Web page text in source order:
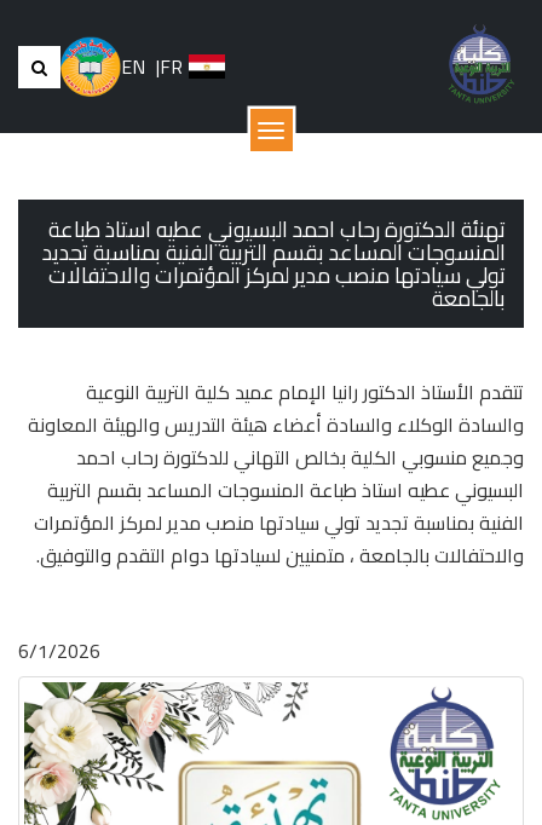
EN |FR
القائمة
تهنئة الدكتورة رحاب احمد البسيوني عطيه استاذ طباعة
المنسوجات المساعد بقسم التربية الفنية بمناسبة تجديد
تولي سيادتها منصب مدير لمركز المؤتمرات والاحتفالات
بالجامعة
تتقدم الأستاذ الدكتور رانيا الإمام عميد كلية التربية النوعية
والسادة الوكلاء والسادة أعضاء هيئة التدريس والهيئة المعاونة
وجميع منسوبي الكلية بخالص التهاني للدكتورة رحاب احمد
البسيوني عطيه استاذ طباعة المنسوجات المساعد بقسم التربية
الفنية بمناسبة تجديد تولي سيادتها منصب مدير لمركز المؤتمرات
والاحتفالات بالجامعة ، متمنيين لسيادتها دوام التقدم والتوفيق.
6/1/2026